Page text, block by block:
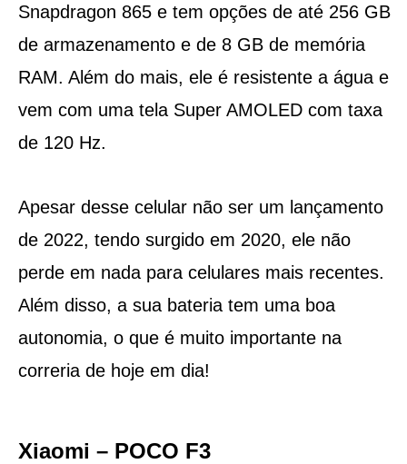
Snapdragon 865 e tem opções de até 256 GB
de armazenamento e de 8 GB de memória
RAM. Além do mais, ele é resistente a água e
vem com uma tela Super AMOLED com taxa
de 120 Hz.
Apesar desse celular não ser um lançamento
de 2022, tendo surgido em 2020, ele não
perde em nada para celulares mais recentes.
Além disso, a sua bateria tem uma boa
autonomia, o que é muito importante na
correria de hoje em dia!
Xiaomi – POCO F3